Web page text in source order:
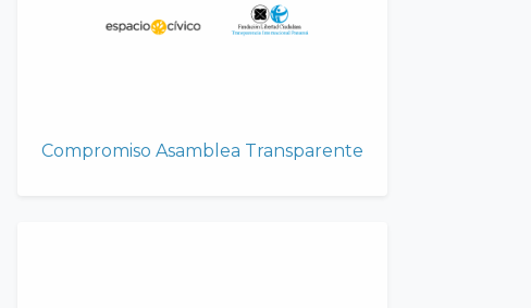
Compromiso Asamblea Transparente